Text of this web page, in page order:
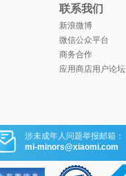
联系我们
新浪微博
微信公众平台
商务合作
应用商店用户论坛
涉未成年人问题举报邮箱：
mi-minors@xiaomi.com